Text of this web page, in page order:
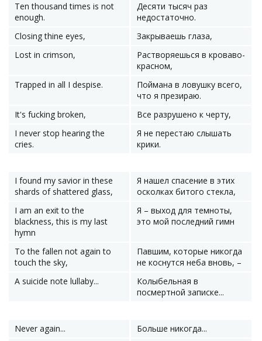
Ten thousand times is not
enough.
Десяти тысяч раз
недостаточно.
Closing thine eyes,
Закрываешь глаза,
Lost in crimson,
Растворяешься в кроваво-
красном,
Trapped in all I despise.
Поймана в ловушку всего,
что я презираю.
It's fucking broken,
Все разрушено к черту,
I never stop hearing the
cries.
Я не перестаю слышать
крики.
I found my savior in these
shards of shattered glass,
Я нашел спасение в этих
осколках битого стекла,
I am an exit to the
blackness, this is my last
hymn
Я – выход для темноты,
это мой последний гимн
To the fallen not again to
touch the sky,
Павшим, которые никогда
не коснутся неба вновь, –
A suicide note lullaby...
Колыбельная в
посмертной записке...
Never again...
Больше никогда...